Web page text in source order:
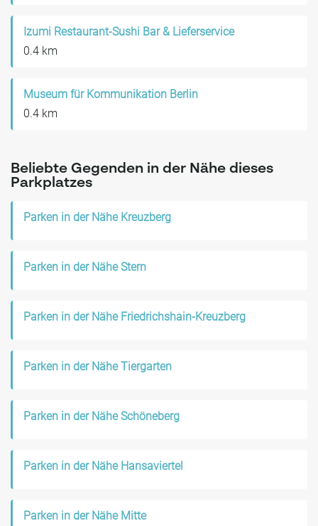
Izumi Restaurant-Sushi Bar & Lieferservice
0.4 km
Museum für Kommunikation Berlin
0.4 km
Beliebte Gegenden in der Nähe dieses
Parkplatzes
Parken in der Nähe Kreuzberg
Parken in der Nähe Stern
Parken in der Nähe Friedrichshain-Kreuzberg
Parken in der Nähe Tiergarten
Parken in der Nähe Schöneberg
Parken in der Nähe Hansaviertel
Parken in der Nähe Mitte